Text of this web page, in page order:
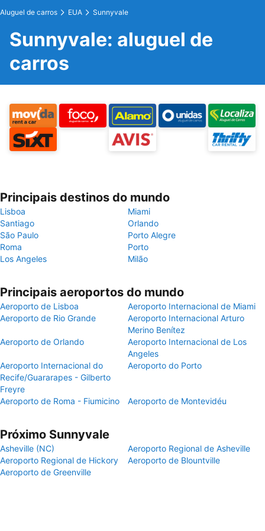
Aluguel de carros EUA Sunnyvale
Sunnyvale: aluguel de
carros
Principais destinos do mundo
Lisboa
Miami
Santiago
Orlando
São Paulo
Porto Alegre
Roma
Porto
Los Angeles
Milão
Principais aeroportos do mundo
Aeroporto de Lisboa
Aeroporto Internacional de Miami
Aeroporto de Rio Grande
Aeroporto Internacional Arturo
Merino Benítez
Aeroporto de Orlando
Aeroporto Internacional de Los
Angeles
Aeroporto Internacional do
Recife/Guararapes - Gilberto
Freyre
Aeroporto do Porto
Aeroporto de Roma - Fiumicino Aeroporto de Montevidéu
Próximo Sunnyvale
Asheville (NC)
Aeroporto Regional de Asheville
Aeroporto Regional de Hickory
Aeroporto de Blountville
Aeroporto de Greenville